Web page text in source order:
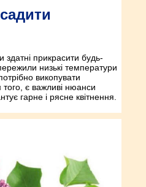
здатні прикрасити будь-
низькі температури
викопувати
того, є важливі нюанси
гарне і рясне квітнення.